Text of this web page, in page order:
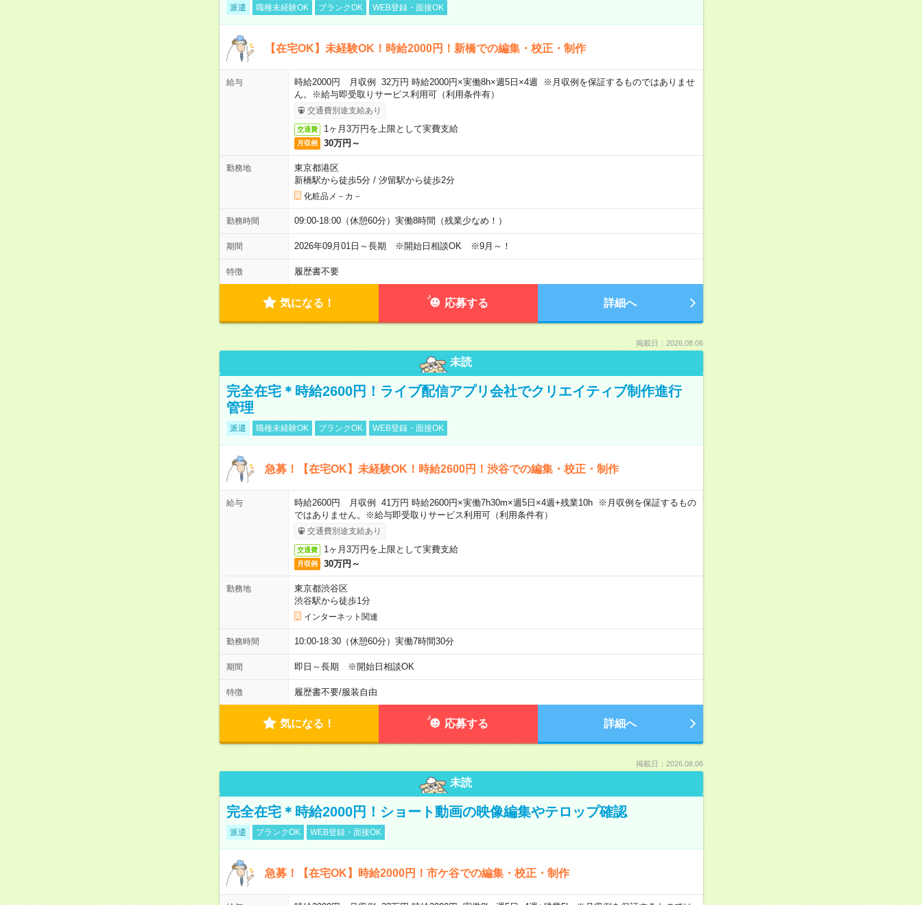
派遣 職種未経験OK ブランクOK WEB登録・面接OK
【在宅OK】未経験OK！時給2000円！新橋での編集・校正・制作
給与
時給2000円 月収例 32万円 時給2000円×実働8h×週5日×4週 ※月収例を保証するものではありませ
ん。※給与即受取りサービス利用可（利用条件有）
交通費別途支給あり
交通費 1ヶ月3万円を上限として実費支給
月収例 30万円～
勤務地
東京都港区
新橋駅から徒歩5分/ 汐留駅から徒歩2分
化粧品メ－カ－
勤務時間 09:00-18:00（休憩60分）実働8時間（残業少なめ！）
期間 2026年09月01日～長期 ※開始日相談OK ※9月～！
特徴 履歴書不要
気になる！ 応募する 詳細へ
掲載日：2026.08.06
未読
完全在宅＊時給2600円！ライブ配信アプリ会社でクリエイティブ制作進行
管理
派遣 職種未経験OK ブランクOK WEB登録・面接OK
急募！【在宅OK】未経験OK！時給2600円！渋谷での編集・校正・制作
給与
時給2600円 月収例 41万円 時給2600円×実働7h30m×週5日×4週+残業10h ※月収例を保証するもの
ではありません。※給与即受取りサービス利用可（利用条件有）
交通費別途支給あり
交通費 1ヶ月3万円を上限として実費支給
月収例 30万円～
勤務地
東京都渋谷区
渋谷駅から徒歩1分
インターネット関連
勤務時間 10:00-18:30（休憩60分）実働7時間30分
期間 即日～長期 ※開始日相談OK
特徴 履歴書不要/服装自由
気になる！ 応募する 詳細へ
掲載日：2026.08.06
未読
完全在宅＊時給2000円！ショート動画の映像編集やテロップ確認
派遣 ブランクOK WEB登録・面接OK
急募！【在宅OK】時給2000円！市ケ谷での編集・校正・制作